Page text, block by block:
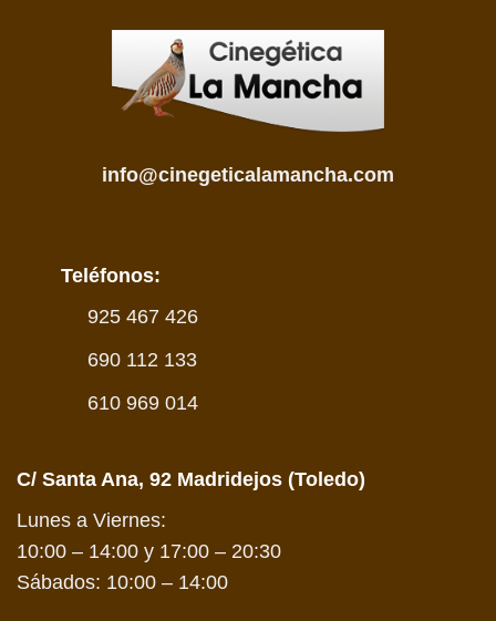
info@cinegeticalamancha.com
Teléfonos:
925 467 426
690 112 133
610 969 014
C/ Santa Ana, 92 Madridejos (Toledo)
Lunes a Viernes:
10:00 – 14:00 y 17:00 – 20:30
Sábados: 10:00 – 14:00